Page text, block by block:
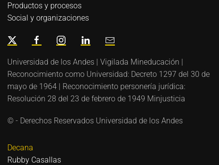
Productos y procesos
Social y organizaciones
Universidad de los Andes | Vigilada Mineducación |
Reconocimiento como Universidad: Decreto 1297 del 30 de
mayo de 1964 | Reconocimiento personería jurídica:
Resolución 28 del 23 de febrero de 1949 Minjusticia
© - Derechos Reservados Universidad de los Andes
Decana
Rubby Casallas